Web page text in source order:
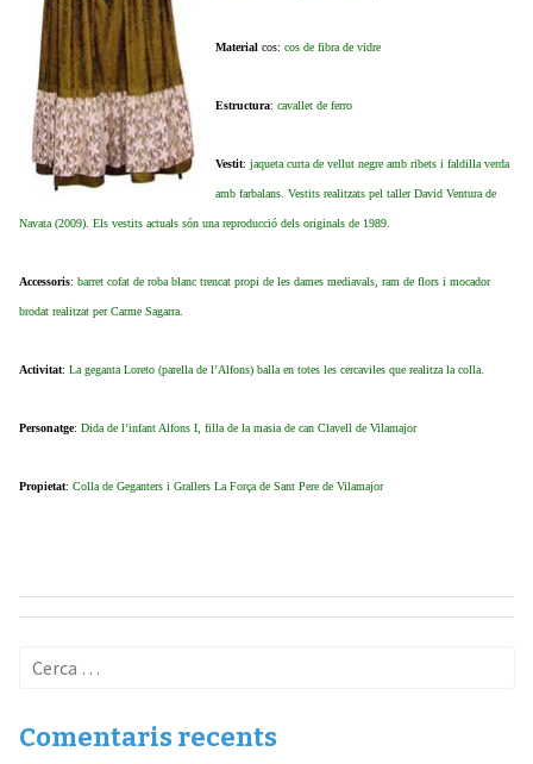
Materialcos: cos de fibra de vidre
Estructura: cavallet de ferro
Vestit: jaqueta curta de vellut negre amb ribets i faldilla verda
amb farbalans. Vestits realitzats pel taller David Ventura de
Navata (2009). Els vestits actuals són una reproducció dels originals de 1989.
Accessoris: barret cofat de roba blanc trencat propi de les dames mediavals, ram de flors i mocador
brodat realitzat per Carme Sagarra.
Activitat: La geganta Loreto (parella de l’Alfons) balla en totes les cercaviles que realitza la colla.
Personatge: Dida de l’infant Alfons I, filla de la masia de can Clavell de Vilamajor
Propietat: Colla de Geganters i Grallers La Força de Sant Pere de Vilamajor
Cerca:
Comentaris recents